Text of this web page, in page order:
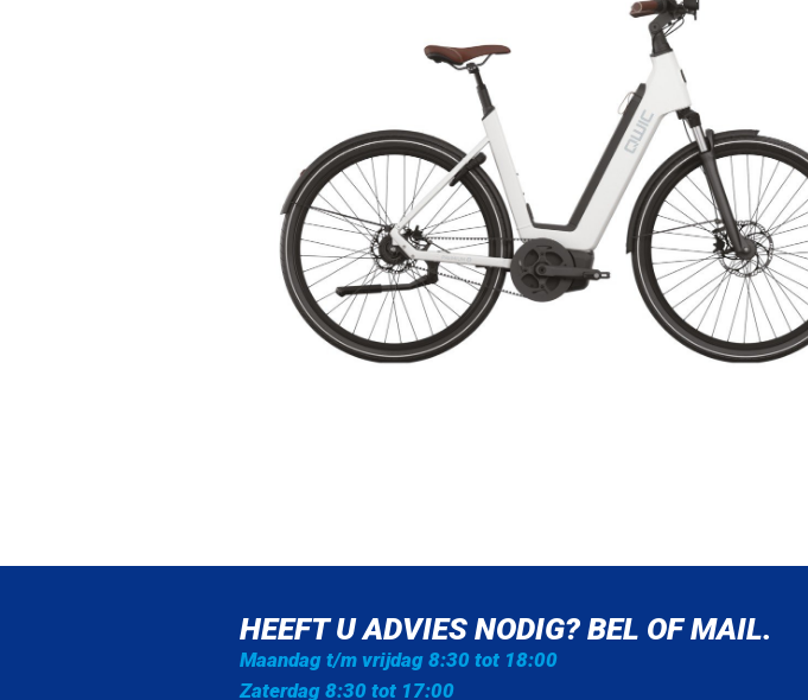
HEEFT U ADVIES NODIG? BEL OF MAIL.
Maandag t/m vrijdag 8:30 tot 18:00
Zaterdag 8:30 tot 17:00